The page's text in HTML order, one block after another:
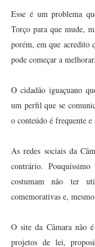
Esse é um problema
Torço para que mude,
porém, em que acredito
pode começar a
O cidadão iguaçuano
um perfil que se
o conteúdo é frequente
As redes sociais da
contrário.
costumam não ter
comemorativas e,
O site da Câmara não
projetos de lei,